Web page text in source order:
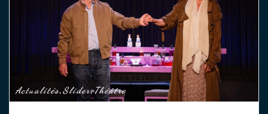
Actualités, Slider,Théâtre